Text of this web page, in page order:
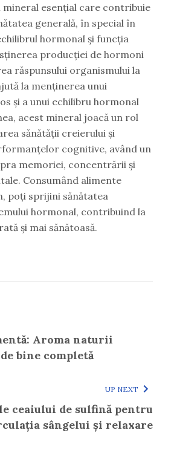
mineral esențial care contribuie
generală, în special în
hormonal și funcția
producției de hormoni
răspunsului organismului la
la menținerea unui
și a unui echilibru hormonal
acest mineral joacă un rol
sănătății creierului și
cognitive, având un
memoriei, concentrării și
Consumând alimente
poți sprijini sănătatea
hormonal, contribuind la
și mai sănătoasă.
Aroma naturii
bine completă
UP NEXT
ceaiului de sulfină pentru
sângelui și relaxare